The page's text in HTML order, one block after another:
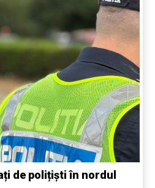
de polițiști în nordul